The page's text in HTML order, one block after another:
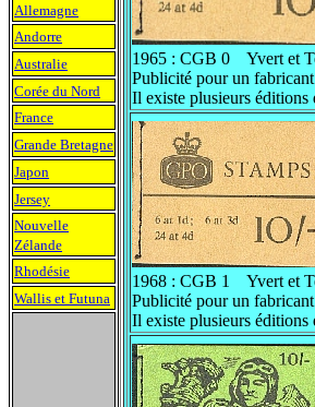
1965 : CGB 0 Yvert et
Publicité pour un
Il existe plusieurs éditions
1968 : CGB 1 Yvert et
Publicité pour un
Il existe plusieurs éditions
Allemagne
Andorre
Australie
Corée du Nord
France
Grande Bretagne
Japon
Jersey
Nouvelle
Zélande
Rhodésie
Wallis et Futuna